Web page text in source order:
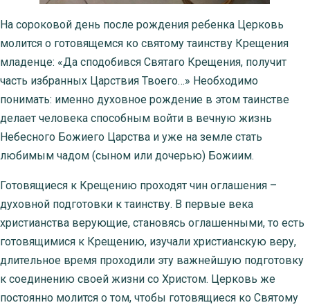
На сороковой день после рождения ребенка Церковь
молится о готовящемся ко святому таинству Крещения
младенце: «Да сподобився Святаго Крещения, получит
часть избранных Царствия Твоего…» Необходимо
понимать: именно духовное рождение в этом таинстве
делает человека способным войти в вечную жизнь
Небесного Божиего Царства и уже на земле стать
любимым чадом (сыном или дочерью) Божиим.
Готовящиеся к Крещению проходят чин оглашения –
духовной подготовки к таинству. В первые века
христианства верующие, становясь оглашенными, то есть
готовящимися к Крещению, изучали христианскую веру,
длительное время проходили эту важнейшую подготовку
к соединению своей жизни со Христом. Церковь же
постоянно молится о том, чтобы готовящиеся ко Святому